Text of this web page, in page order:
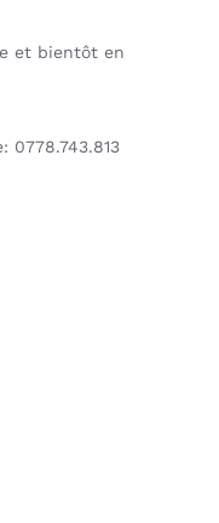
et bientôt en
0778.743.813